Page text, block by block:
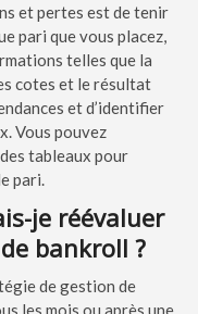
et pertes est de tenir
pari que vous placez,
telles que la
cotes et le résultat
et d’identifier
Vous pouvez
tableaux pour
pari.
je réévaluer
bankroll ?
de gestion de
les mois ou après une